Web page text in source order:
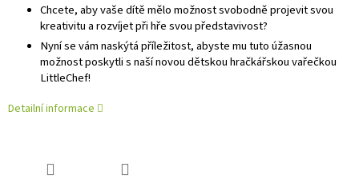
Chcete, aby vaše dítě mělo možnost svobodně projevit svou
kreativitu a rozvíjet při hře svou představivost?
Nyní se vám naskýtá příležitost, abyste mu tuto úžasnou
možnost poskytli s naší novou dětskou hračkářskou vařečkou
LittleChef!
Detailní informace